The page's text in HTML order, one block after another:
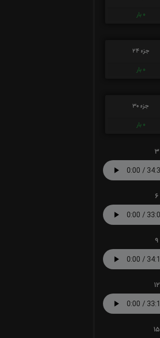
0 بار
جزء 24
0 بار
جزء 30
0 بار